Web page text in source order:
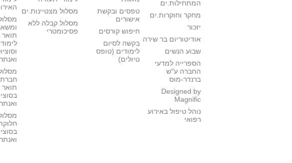
המתחילות.ים
מחקר וחוקרות.ים
יזכור
אודיטוריום בר שירה
שבוע הנשים
הספרייה למדעי
החברה ע"ש
ברנדר-מוס
Designed by
Magnific
נוהל טיפול באירוע
רפואי
טפסים ובקשת
אישורים
חיפוש קורסים
בקשה לסיום
לימודים (טופס
טיולים)
מסלול מצטיינות.ים
מסלול קבלה ללא
פסיכומטרי
תואר
תואר